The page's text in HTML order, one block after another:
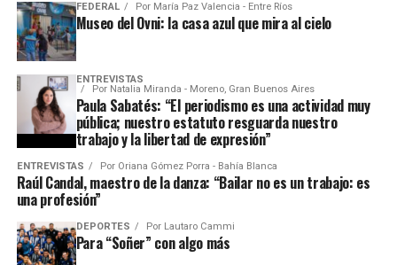
FEDERAL Por María Paz Valencia - Entre Ríos
Museo del Ovni: la casa azul que mira al cielo
ENTREVISTAS
Por Natalia Miranda - Moreno, Gran Buenos Aires
Paula Sabatés: “El periodismo es una actividad muy
pública; nuestro estatuto resguarda nuestro
trabajo y la libertad de expresión”
ENTREVISTAS Por Oriana Gómez Porra - Bahía Blanca
Raúl Candal, maestro de la danza: “Bailar no es un trabajo: es
una profesión”
DEPORTES Por Lautaro Cammi
Para “Soñer” con algo más